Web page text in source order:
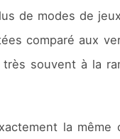
de modes de
comparé aux
souvent à la
la même